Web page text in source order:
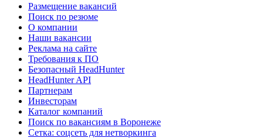
Размещение вакансий
Поиск по резюме
О компании
Наши вакансии
Реклама на сайте
Требования к ПО
Безопасный HeadHunter
HeadHunter API
Партнерам
Инвесторам
Каталог компаний
Поиск по вакансиям в Воронеже
Сетка: соцсеть для нетворкинга